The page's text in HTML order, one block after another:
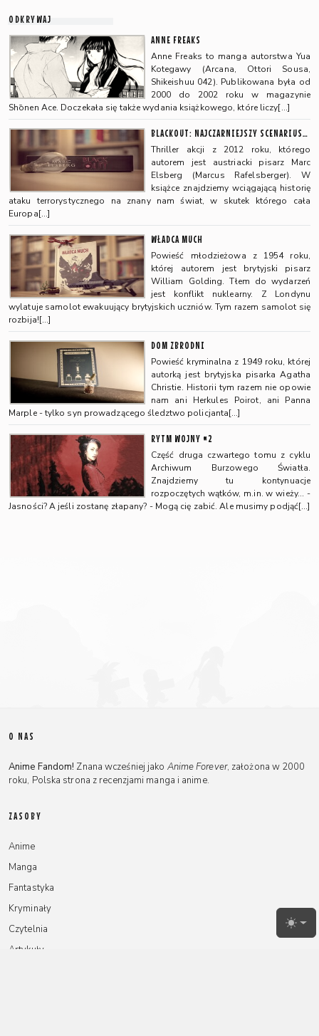
ODKRYWAJ
ANNE FREAKS
Anne Freaks to manga autorstwa Yua
Kotegawy (Arcana, Ottori Sousa,
Shikeishuu 042). Publikowana była od
2000 do 2002 roku w magazynie
Shōnen Ace. Doczekała się także wydania książkowego, które liczy[…]
BLACKOUT: NAJCZARNIEJSZY SCENARIUSZ Z MOŻLIWYCH
Thriller akcji z 2012 roku, którego
autorem jest austriacki pisarz Marc
Elsberg (Marcus Rafelsberger). W
książce znajdziemy wciągającą historię
ataku terrorystycznego na znany nam świat, w skutek którego cała
Europa[…]
WŁADCA MUCH
Powieść młodzieżowa z 1954 roku,
której autorem jest brytyjski pisarz
William Golding. Tłem do wydarzeń
jest konflikt nuklearny. Z Londynu
wylatuje samolot ewakuujący brytyjskich uczniów. Tym razem samolot się
rozbija![…]
DOM ZBRODNI
Powieść kryminalna z 1949 roku, której
autorką jest brytyjska pisarka Agatha
Christie. Historii tym razem nie opowie
nam ani Herkules Poirot, ani Panna
Marple - tylko syn prowadzącego śledztwo policjanta[…]
RYTM WOJNY #2
Część druga czwartego tomu z cyklu
Archiwum Burzowego Światła.
Znajdziemy tu kontynuacje
rozpoczętych wątków, m.in. w wieży... -
Jasności? A jeśli zostanę złapany? - Mogą cię zabić. Ale musimy podjąć[…]
O NAS
Anime Fandom! Znana wcześniej jako Anime Forever, założona w 2000
roku, Polska strona z recenzjami manga i anime.
ZASOBY
Anime
Manga
Fantastyka
Kryminały
Czytelnia
Artykuły